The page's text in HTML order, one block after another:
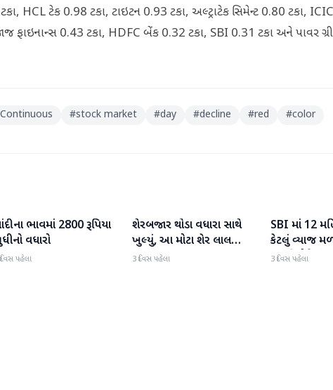
HCL ટેક 0.98 ટકા, ટાઇટન 0.93 ટકા, અલ્ટ્રાટેક સિમેન્ટ 0.80 ટકા,
ફાઇનાન્સ 0.43 ટકા, HDFC બેંક 0.32 ટકા, SBI 0.31 ટકા અને પાવર
Continuous #stock market #day #decline #red #color
બિઝનેસભાવમાં 2800 રૂપિયા
વધારો
પહેલા
બિઝનેસ
શેરબજાર થોડા વધારા સાથે
ખુલ્યું, આ મોટા શેર લાલ
રંગમાં ખુલ્યા
3 દિવસ પહેલા
બિઝનેસ
SBI માં 12
કેટલું વ્યાજ
નાગરિકોને શું
3 દિવસ પહેલા